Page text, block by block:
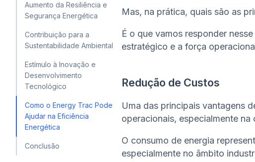
Aumento da Resiliência e
Segurança Energética
Contribuição para a
Sustentabilidade Ambiental
Estímulo à Inovação e
Desenvolvimento
Tecnológico
Como o Energy Trac Pode
Ajudar na Eficiência
Energética
Conclusão
Mas, na prática, quais são as
É o que vamos responder
estratégico e a força
Redução de Custos
Uma das principais vantagens
operacionais, especialmente na
O consumo de energia
especialmente no âmbito